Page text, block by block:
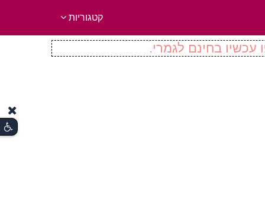
קטגוריות
בחינם לגמרי.